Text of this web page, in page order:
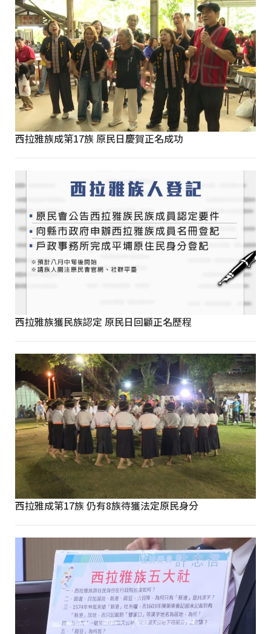
西拉雅族成第17族 原民日慶賀正名成功
西拉雅族獲民族認定 原民日回顧正名歷程
西拉雅成第17族 仍有8族待獲法定原民身分